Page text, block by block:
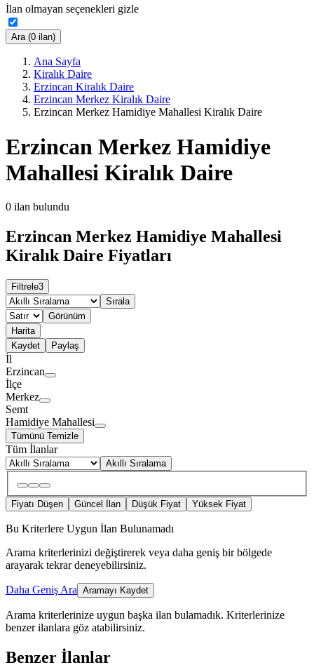
İlan olmayan seçenekleri gizle
Ara (0 ilan)
Ana Sayfa
Kiralık Daire
Erzincan Kiralık Daire
Erzincan Merkez Kiralık Daire
Erzincan Merkez Hamidiye Mahallesi Kiralık Daire
Erzincan Merkez Hamidiye
Mahallesi Kiralık Daire
0 ilan bulundu
Erzincan Merkez Hamidiye Mahallesi
Kiralık Daire Fiyatları
Filtrele3
Sırala
Görünüm
Harita
Kaydet
Paylaş
İl
Erzincan
İlçe
Merkez
Semt
Hamidiye Mahallesi
Tümünü Temizle
Tüm İlanlar
Akıllı Sıralama
Fiyatı Düşen Güncel İlan Düşük Fiyat Yüksek Fiyat
Bu Kriterlere Uygun İlan Bulunamadı
Arama kriterlerinizi değiştirerek veya daha geniş bir bölgede
arayarak tekrar deneyebilirsiniz.
Daha Geniş Ara Aramayı Kaydet
Arama kriterlerinize uygun başka ilan bulamadık. Kriterlerinize
benzer ilanlara göz atabilirsiniz.
Benzer İlanlar